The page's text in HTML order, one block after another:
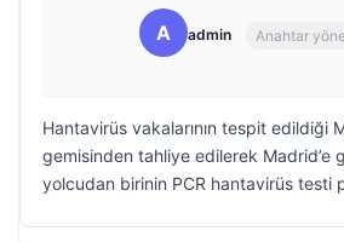
A admin Anahtar
Hantavirüs vakalarının tespit edildiği
gemisinden tahliye edilerek Madrid’e
yolcudan birinin PCR hantavirüs testi